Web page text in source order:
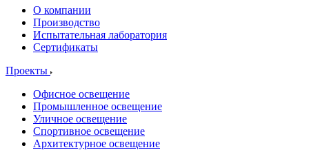
О компании
Производство
Испытательная лаборатория
Сертификаты
Проекты
Офисное освещение
Промышленное освещение
Уличное освещение
Спортивное освещение
Архитектурное освещение